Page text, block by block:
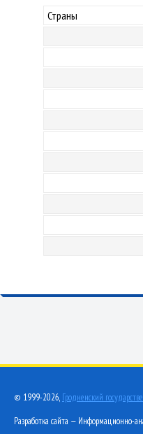
Страны
© 1999-2026, Гродненский
Разработка сайта — Информационно-